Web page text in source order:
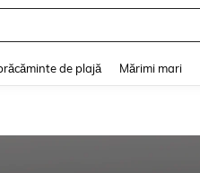
de plajă Mărimi mari